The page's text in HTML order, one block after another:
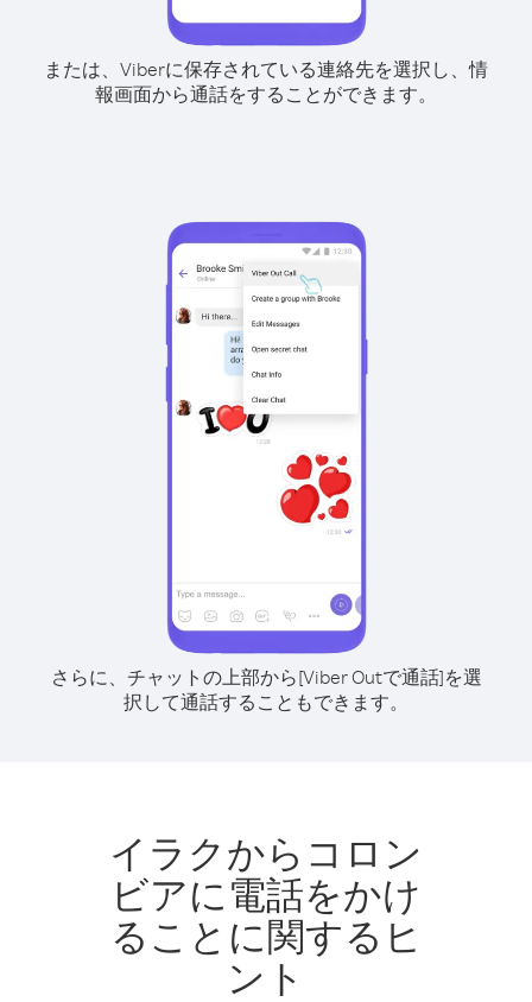
または、Viberに保存されている連絡先を選択し、情
報画面から通話をすることができます。
さらに、チャットの上部から[Viber Outで通話]を選
択して通話することもできます。
イラクからコロン
ビアに電話をかけ
ることに関するヒ
ント